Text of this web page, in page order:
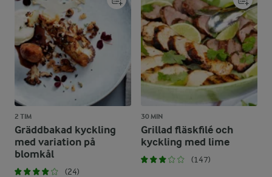
2 TIM
Gräddbakad kyckling
med variation på
blomkål
(24)
30 MIN
Grillad fläskfilé och
kyckling med lime
(147)